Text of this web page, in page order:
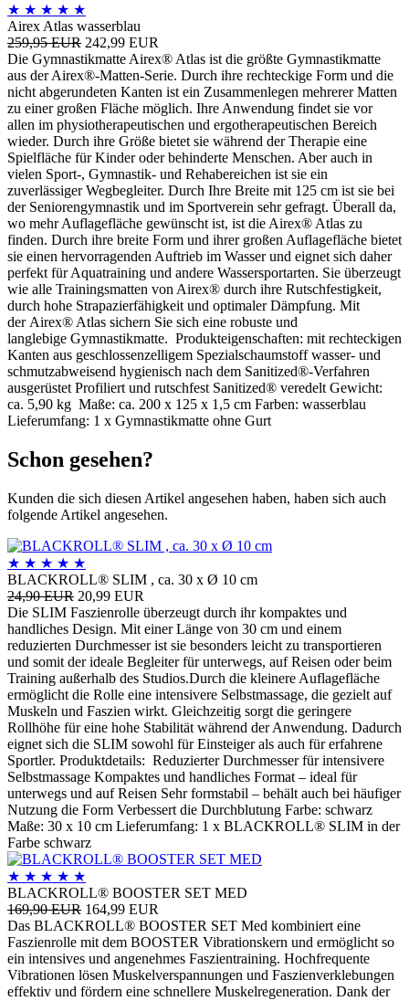
★ ★ ★ ★ ★
Airex Atlas wasserblau
259,95 EUR 242,99 EUR
Die Gymnastikmatte Airex® Atlas ist die größte Gymnastikmatte
aus der Airex®-Matten-Serie. Durch ihre rechteckige Form und die
nicht abgerundeten Kanten ist ein Zusammenlegen mehrerer Matten
zu einer großen Fläche möglich. Ihre Anwendung findet sie vor
allen im physiotherapeutischen und ergotherapeutischen Bereich
wieder. Durch ihre Größe bietet sie während der Therapie eine
Spielfläche für Kinder oder behinderte Menschen. Aber auch in
vielen Sport-, Gymnastik- und Rehabereichen ist sie ein
zuverlässiger Wegbegleiter. Durch Ihre Breite mit 125 cm ist sie bei
der Seniorengymnastik und im Sportverein sehr gefragt. Überall da,
wo mehr Auflagefläche gewünscht ist, ist die Airex® Atlas zu
finden. Durch ihre breite Form und ihrer großen Auflagefläche bietet
sie einen hervorragenden Auftrieb im Wasser und eignet sich daher
perfekt für Aquatraining und andere Wassersportarten. Sie überzeugt
wie alle Trainingsmatten von Airex® durch ihre Rutschfestigkeit,
durch hohe Strapazierfähigkeit und optimaler Dämpfung. Mit
der Airex® Atlas sichern Sie sich eine robuste und
langlebige Gymnastikmatte. Produkteigenschaften: mit rechteckigen
Kanten aus geschlossenzelligem Spezialschaumstoff wasser- und
schmutzabweisend hygienisch nach dem Sanitized®-Verfahren
ausgerüstet Profiliert und rutschfest Sanitized® veredelt Gewicht:
ca. 5,90 kg Maße: ca. 200 x 125 x 1,5 cm Farben: wasserblau
Lieferumfang: 1 x Gymnastikmatte ohne Gurt
Schon gesehen?
Kunden die sich diesen Artikel angesehen haben, haben sich auch
folgende Artikel angesehen.
★ ★ ★ ★ ★
BLACKROLL® SLIM , ca. 30 x Ø 10 cm
24,90 EUR 20,99 EUR
Die SLIM Faszienrolle überzeugt durch ihr kompaktes und
handliches Design. Mit einer Länge von 30 cm und einem
reduzierten Durchmesser ist sie besonders leicht zu transportieren
und somit der ideale Begleiter für unterwegs, auf Reisen oder beim
Training außerhalb des Studios.Durch die kleinere Auflagefläche
ermöglicht die Rolle eine intensivere Selbstmassage, die gezielt auf
Muskeln und Faszien wirkt. Gleichzeitig sorgt die geringere
Rollhöhe für eine hohe Stabilität während der Anwendung. Dadurch
eignet sich die SLIM sowohl für Einsteiger als auch für erfahrene
Sportler. Produktdetails: Reduzierter Durchmesser für intensivere
Selbstmassage Kompaktes und handliches Format – ideal für
unterwegs und auf Reisen Sehr formstabil – behält auch bei häufiger
Nutzung die Form Verbessert die Durchblutung Farbe: schwarz
Maße: 30 x 10 cm Lieferumfang: 1 x BLACKROLL® SLIM in der
Farbe schwarz
★ ★ ★ ★ ★
BLACKROLL® BOOSTER SET MED
169,90 EUR 164,99 EUR
Das BLACKROLL® BOOSTER SET Med kombiniert eine
Faszienrolle mit dem BOOSTER Vibrationskern und ermöglicht so
ein intensives und angenehmes Faszientraining. Hochfrequente
Vibrationen lösen Muskelverspannungen und Faszienverklebungen
effektiv und fördern eine schnellere Muskelregeneration. Dank der